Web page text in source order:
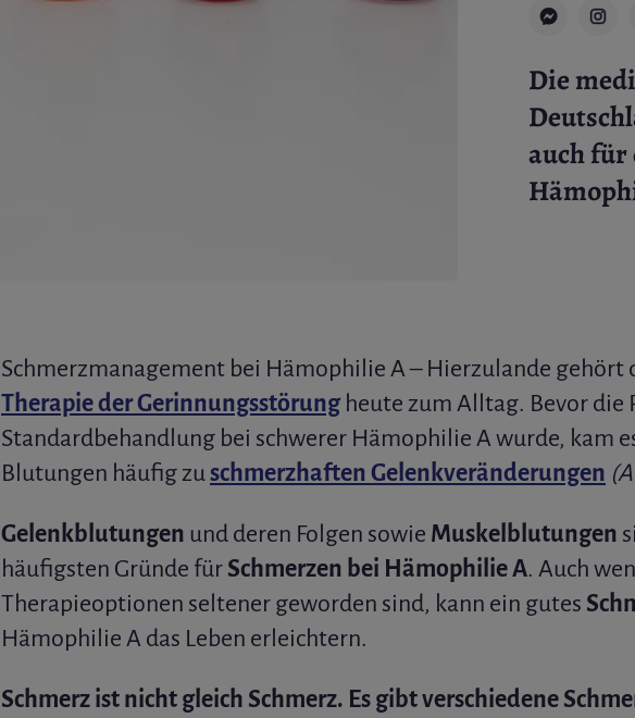
Die
auch für
Schmerzmanagement bei Hämophilie A – Hierzulande gehört
Therapie der Gerinnungsstörung heute zum Alltag. Bevor die
Standardbehandlung bei schwerer Hämophilie A wurde, kam
Blutungen häufig zuschmerzhaften Gelenkveränderungen
Gelenkblutungen und deren Folgen sowie Muskelblutungen
häufigsten Gründe für Schmerzen bei Hämophilie A. Auch
Therapieoptionen seltener geworden sind, kann ein gutes
Hämophilie A das Leben erleichtern.
Schmerz ist nicht gleich Schmerz. Es gibt verschiedene